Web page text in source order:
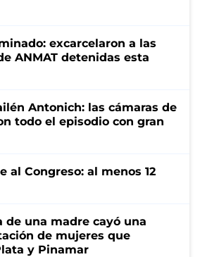
excarcelaron a las
ANMAT detenidas esta
Antonich: las cámaras de
todo el episodio con gran
al Congreso: al menos 12
de una madre cayó una
de mujeres que
y Pinamar